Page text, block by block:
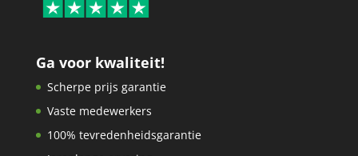
Ga voor kwaliteit!
Scherpe prijs garantie
Vaste medewerkers
100% tevredenheidsgarantie